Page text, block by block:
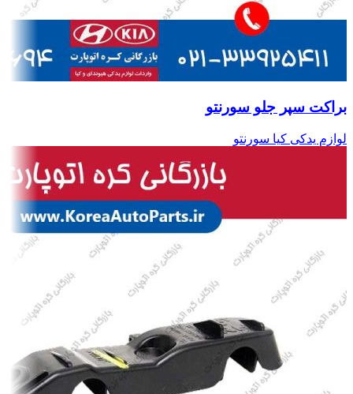
براکت سپر جلو سورنتو
لوازم یدکی کیا سورنتو